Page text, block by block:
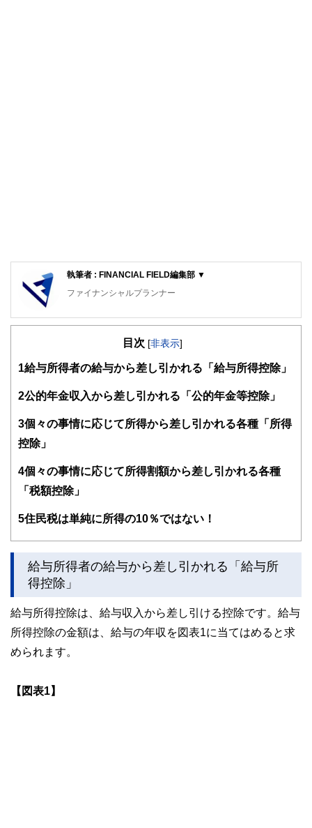
執筆者 : FINANCIAL FIELD編集部 ▼
ファイナンシャルプランナー
FinancialField編集部は、金融、経済に関する記事を、日々
知識がない方でも理解できるようわかりやすく発信していま
得者を中心に「お金や暮らし」に関する書籍・雑誌の編集経
験者で構成され、企画立案から記事掲載まですべての工程に
関わることで、読者目線のコンテンツを追求しています。
ドバイザー、DCプランナー、公認会計士、社会保険労務
士、行政書士、投資アナリスト、キャリアコンサルタントな
ど150名以上の有資格者を執筆者・監修者として迎え、むず
をわかりやすく発信している点です。
執筆者・監修者による執筆体制を築くことで、内容のわかり
やすさはもちろんのこと、読み応えのあるコンテンツと確か
コンシェルジュを目指します。
目次 [非表示]
1 給与所得者の給与から差し引かれる「給与所得控除」
2公的年金収入から差し引かれる「公的年金等控除」
3個々の事情に応じて所得から差し引かれる各種「所得
控除」
4個々の事情に応じて所得割額から差し引かれる各種
「税額控除」
5住民税は単純に所得の10％ではない！
給与所得者の給与から差し引かれる「給与所
得控除」
給与所得控除は、給与収入から差し引ける控除です。給与
所得控除の金額は、給与の年収を図表1に当てはめると求
められます。
【図表1】